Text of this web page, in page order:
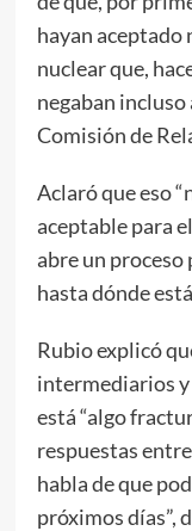
hayan aceptado
nuclear que,
negaban incluso
Comisión de
Aclaró que eso
aceptable para
abre un proceso
hasta dónde
Rubio explicó
intermediarios y
está “algo
respuestas
habla de que
próximos días”,